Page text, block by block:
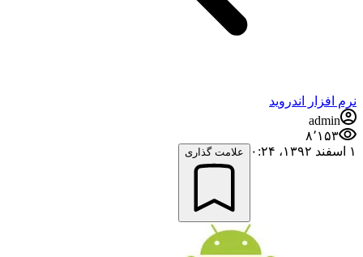
نرم افزار اندروید
admin
۸٬۱۵۳
۱ اسفند ۱۳۹۲،‏ ۰:۲۴
علامت گذاری